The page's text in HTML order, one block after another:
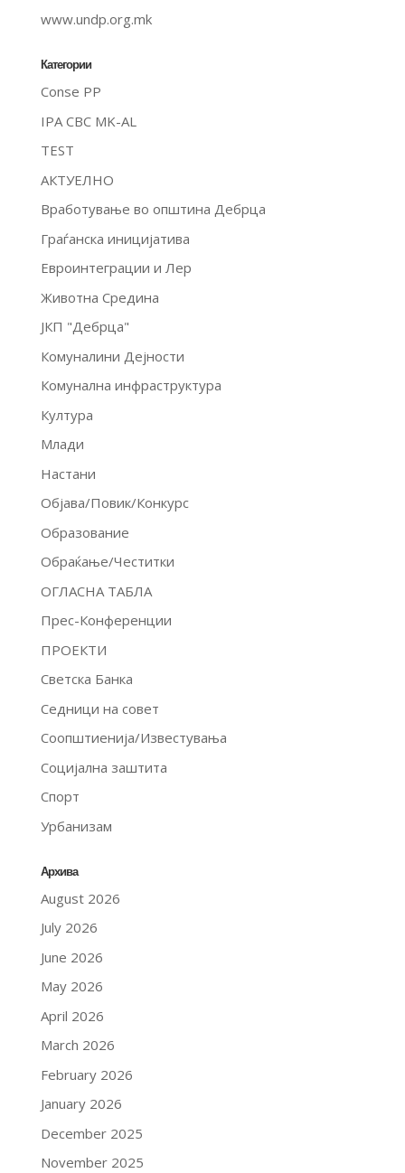
www.undp.org.mk
Категории
Conse PP
IPA CBC MK-AL
TEST
АКТУЕЛНО
Вработување во општина Дебрца
Граѓанска иницијатива
Евроинтеграции и Лер
Животна Средина
ЈКП "Дебрца"
Комуналини Дејности
Комунална инфраструктура
Култура
Млади
Настани
Објава/Повик/Конкурс
Образование
Обраќање/Честитки
ОГЛАСНА ТАБЛА
Прес-Конференции
ПРОЕКТИ
Светска Банка
Седници на совет
Соопштиенија/Известувања
Социјална заштита
Спорт
Урбанизам
Архива
August 2026
July 2026
June 2026
May 2026
April 2026
March 2026
February 2026
January 2026
December 2025
November 2025